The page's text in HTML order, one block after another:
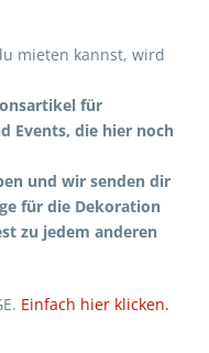
mieten kannst, wird
für
Events, die hier noch
und wir senden dir
für die Dekoration
zu jedem anderen
Einfach hier klicken.